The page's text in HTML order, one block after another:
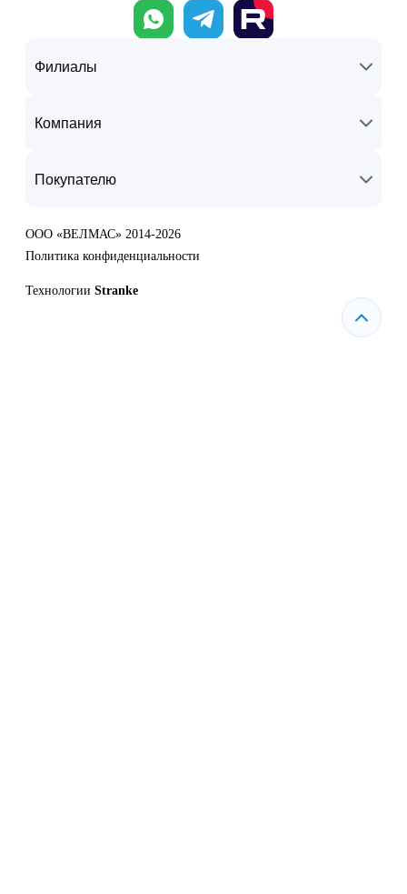
Филиалы
Компания
Покупателю
ООО «ВЕЛМАС» 2014-2026
Политика конфиденциальности
Технологии Stranke